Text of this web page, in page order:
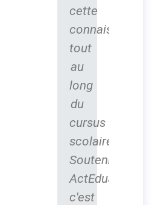
cette
connaissance
tout
au
long
du
cursus
scolaire.
Soutenir
ActEduS,
c'est